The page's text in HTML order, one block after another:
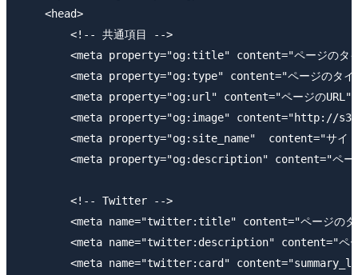
    <head>
        <!-- 共通項目 -->
<meta property="og:title" content="ページのタ
<meta property="og:type" content="ページのタイ
<meta property="og:url" content="ページのURL"
<meta property="og:image" content="http://
<meta property="og:site_name"  content="サイ
<meta property="og:description" content="ペー
        <!-- Twitter -->
<meta name="twitter:title" content="ページのタ
<meta name="twitter:description" content="ペー
<meta name="twitter:card"